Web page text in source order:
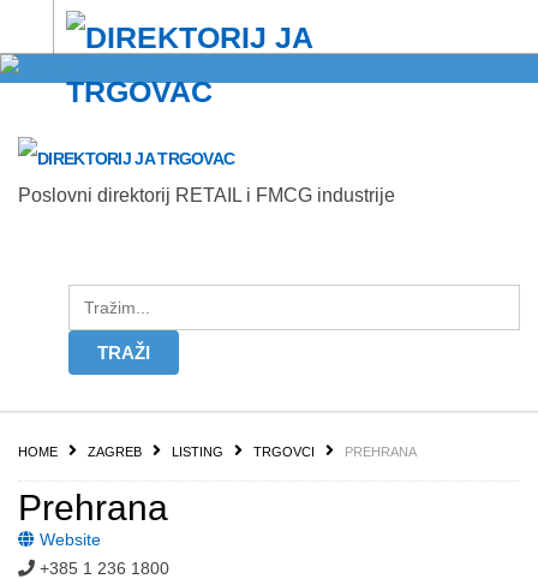
Poslovni direktorij RETAIL i FMCG industrije
HOME ZAGREB LISTING TRGOVCI PREHRANA
Prehrana
Website
+385 1 236 1800